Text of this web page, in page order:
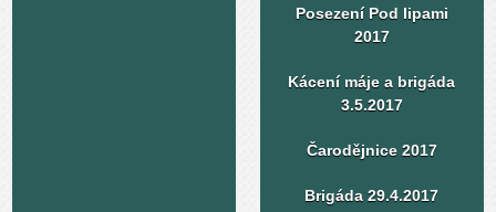
Posezení Pod lipami
2017
Kácení máje a brigáda
3.5.2017
Čarodějnice 2017
Brigáda 29.4.2017